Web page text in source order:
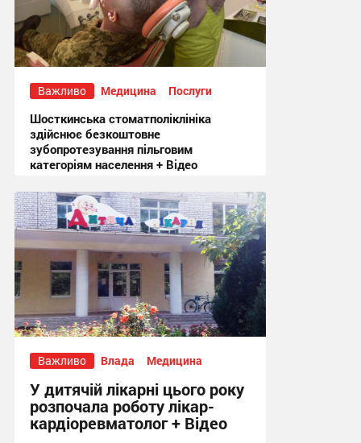
Важливо Медицина Послуги
Шосткинська стоматполіклініка
здійснює безкоштовне
зубопротезування пільговим
категоріям населення + Відео
18:58 вчора
Важливо Влада Медицина
У дитячій лікарні цього року
розпочала роботу лікар-
кардіоревматолог + Відео